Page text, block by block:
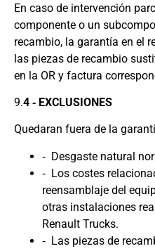
En caso de intervención
componente o un
recambio, la garantía en el
las piezas de recambio
en la OR y factura
9.4 ‐ EXCLUSIONES
Quedaran fuera de la
‐ Desgaste natural
‐ Los costes
reensamblaje del
otras instalaciones
Renault Trucks.
‐ Las piezas de